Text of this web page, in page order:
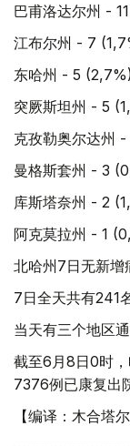
巴甫洛达尔州 -
江布尔州 - 7
东哈州 - 5
突厥斯坦州 - 5
克孜勒奥尔达州
曼格斯套州 - 3
库斯塔奈州 - 2
阿克莫拉州 - 1
北哈州7日无新增
7日全天共有241
当天有三个地区
截至6月8日0时
7376例已康复出
【编译：木合塔尔